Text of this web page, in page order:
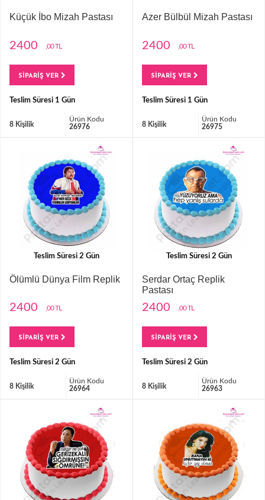
Küçük İbo Mizah Pastası
2400 ,00 TL
SİPARİŞ VER
Teslim Süresi 1 Gün
8 Kişilik
Ürün Kodu
26976
Azer Bülbül Mizah Pastası
2400 ,00 TL
SİPARİŞ VER
Teslim Süresi 1 Gün
8 Kişilik
Ürün Kodu
26975
Teslim Süresi 2 Gün
Ölümlü Dünya Film Replik
2400 ,00 TL
SİPARİŞ VER
Teslim Süresi 2 Gün
8 Kişilik
Ürün Kodu
26964
Teslim Süresi 2 Gün
Serdar Ortaç Replik
Pastası
2400 ,00 TL
SİPARİŞ VER
Teslim Süresi 2 Gün
8 Kişilik
Ürün Kodu
26963